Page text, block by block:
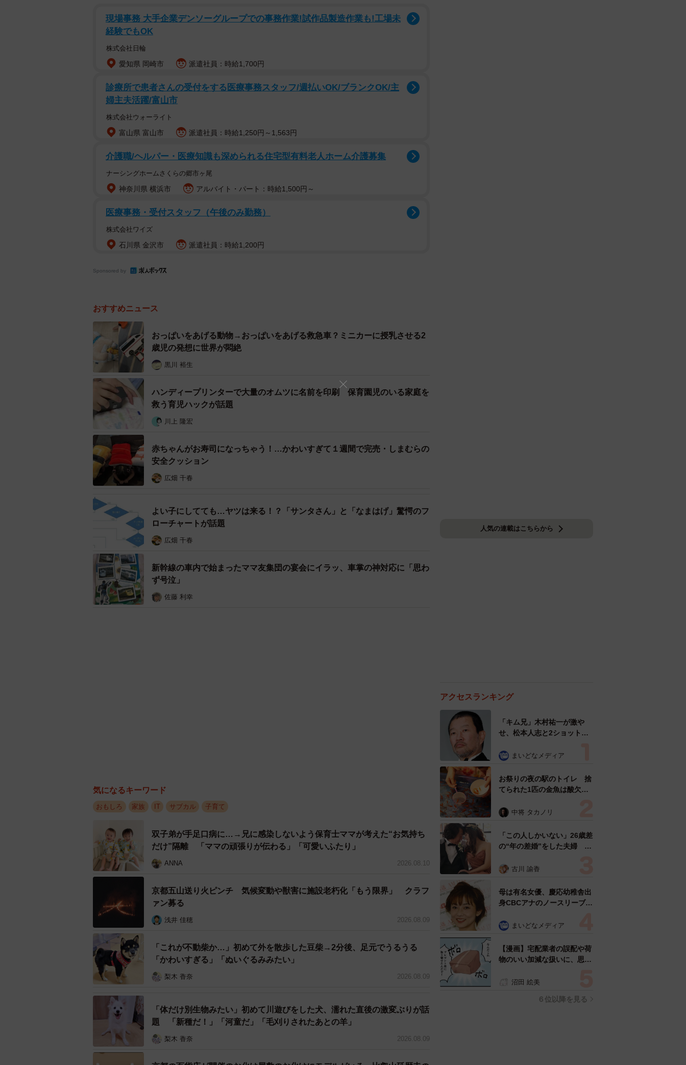
変。
その対策として「等身大パネルの母」を設置するとどうなるか実験し
てみた。
（つづく） pic.twitter.com/VOgy1619G0
— 佐藤ねじ🌲ブルーパドル (@sato_nezi)
Twitterに「等身大パネルの母」実験の顛末を投稿したのは、コンテンツ制作やPR、ブラン
ディングなどを手掛ける「ブルーパドル」代表の佐藤ねじさん（
@sato_nezi ）。佐藤さん
はこれまでも、同社で展開する数々のコンテンツで話題を集めており、特に子供関連では
「小1起業家」や「5歳児が値段を決める美術館」などの企画で知られています。今回の「お
母さんの等身大パネル」について、お話をうかがうことができました。
楽しそうなお子さんを見守る母（パネル）＝@sato_neziさん提供
―1歳のお子さんは「お母さんが視界から消えるとすぐ泣いちゃう」とのことですが、具体
的にはどのような感じなのでしょうか。お父さん（佐藤さん）がいても泣き止んでくれませ
んか？
「今は母がいないことに気づくと泣きます。残念ながら私の力不足で、私だけだと泣き止ん
でくれないことが多いです」
―等身大パネルを設置しようという発想はどのように生まれましたか？また、やる前にこれ
で本当に効果があると思いましたか？
「奥さんがいなくなったとき、泣いたらスマホで奥さんの画像や動画を見せたりしたもの
の、そこまで効果がなく…。やはり空間に実物がいればいいんじゃないかとは思っていまし
た」
ー」をつくってもらいました🙏
pic.twitter.com/zp5qiyqoRq
現場事務 大手企業デンソーグループでの事務作業!試作品製造作業も!工場未
経験でもOK
株式会社日輪
愛知県 岡崎市 派遣社員：時給1,700円
診療所で患者さんの受付をする医療事務スタッフ/週払いOK/ブランクOK/主
婦主夫活躍/富山市
株式会社ウォーライト
富山県 富山市 派遣社員：時給1,250円～1,563円
介護職/ヘルパー・医療知識も深められる住宅型有料老人ホーム介護募集
ナーシングホームさくらの郷市ヶ尾
神奈川県 横浜市 アルバイト・パート：時給1,500円～
医療事務・受付スタッフ（午後のみ勤務）
株式会社ワイズ
石川県 金沢市 派遣社員：時給1,200円
Sponsored by
おすすめニュース
おっぱいをあげる動物→おっぱいをあげる救急車？ミニカーに授乳させる2
歳児の発想に世界が悶絶
黒川 裕生
ハンディープリンターで大量のオムツに名前を印刷 保育園児のいる家庭を
救う育児ハックが話題
川上 隆宏
赤ちゃんがお寿司になっちゃう！…かわいすぎて１週間で完売・しまむらの
安全クッション
広畑 千春
よい子にしてても…ヤツは来る！？「サンタさん」と「なまはげ」驚愕のフ
ローチャートが話題
広畑 千春
新幹線の車内で始まったママ友集団の宴会にイラッ、車掌の神対応に「思わ
ず号泣」
佐藤 利幸
気になるキーワード
おもしろ 家族 IT サブカル 子育て
双子弟が手足口病に…→兄に感染しないよう保育士ママが考えた“お気持ち
だけ”隔離 「ママの頑張りが伝わる」「可愛いふたり」
ANNA 2026.08.10
京都五山送り火ピンチ 気候変動や獣害に施設老朽化「もう限界」 クラフ
ァン募る
浅井 佳穂 2026.08.09
「これが不動柴か…」初めて外を散歩した豆柴→2分後、足元でうるうる
「かわいすぎる」「ぬいぐるみみたい」
梨木 香奈 2026.08.09
「体だけ別生物みたい」初めて川遊びをした犬、濡れた直後の激変ぶりが話
題 「新種だ！」「河童だ」「毛刈りされたあとの羊」
梨木 香奈 2026.08.09
人気の連載はこちらから
アクセスランキング
「キム兄」木村祐一が激や
せ、松本人志と2ショット
「テキヤの兄さん」
まいどなメディア
お祭りの夜の駅のトイレ 捨
てられた1匹の金魚は酸欠状
戻し白点病の治療も奏功した
中将 タカノリ
「この人しかいない」26歳差
の“年の差婚”をした夫婦 出
た？ 今の思いを聞いた
古川 諭香
母は有名女優、慶応幼稚舎出
身CBCアナのノースリーブ姿
る」「天使の笑顔」
まいどなメディア
【漫画】宅配業者の誤配や荷
物のいい加減な扱いに、思わ
これってカスハラになります
沼田 絵美
６位以降を見る